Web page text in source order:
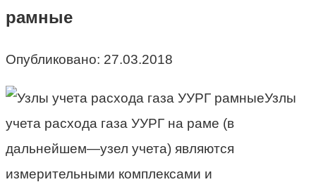
рамные
Опубликовано: 27.03.2018
Узлы
учета расхода газа УУРГ на раме (в
дальнейшем—узел учета) являются
измерительными комплексами и